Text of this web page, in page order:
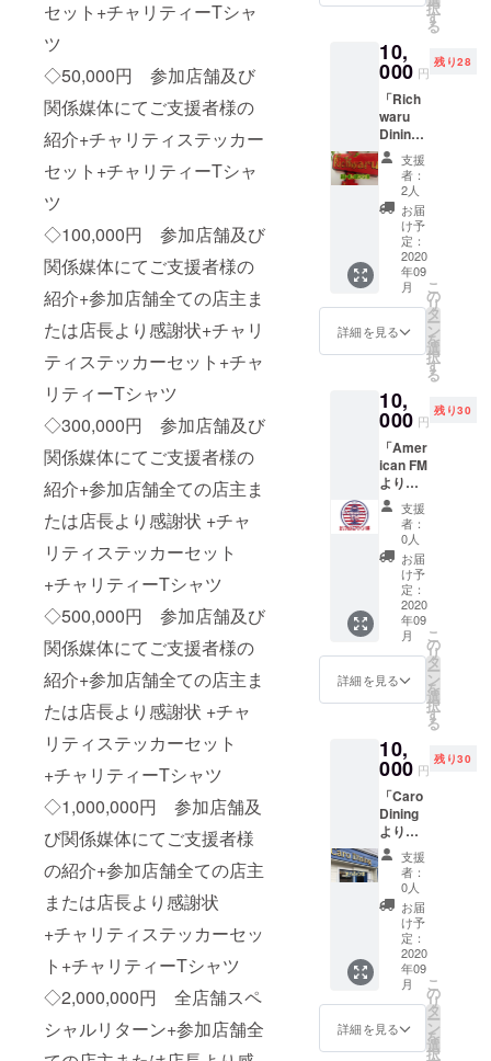
セット+チャリティーTシャ
ツ
◇50,000円 参加店舗及び
関係媒体にてご支援者様の
紹介+チャリティステッカー
セット+チャリティーTシャ
ツ
◇100,000円 参加店舗及び
関係媒体にてご支援者様の
紹介+参加店舗全ての店主ま
たは店長より感謝状+チャリ
ティステッカーセット+チャ
リティーTシャツ
◇300,000円 参加店舗及び
関係媒体にてご支援者様の
紹介+参加店舗全ての店主ま
たは店長より感謝状 +チャ
リティステッカーセット
+チャリティーTシャツ
◇500,000円 参加店舗及び
関係媒体にてご支援者様の
紹介+参加店舗全ての店主ま
たは店長より感謝状 +チャ
リティステッカーセット
+チャリティーTシャツ
◇1,000,000円 参加店舗及
び関係媒体にてご支援者様
の紹介+参加店舗全ての店主
または店長より感謝状
+チャリティステッカーセッ
ト+チャリティーTシャツ
◇2,000,000円 全店舗スペ
シャルリターン+参加店舗全
GUINE
SS100
円OFF
＆ミッ
クス
ナッツ
サービ
ス ※有
効期間
は2020
年10月1
日から
12月31
日まで
としま
す。
択
す
る
10,
000 円
残り28
「Rich
waru
Dining
より」
店長一
押しの
おいし
い赤ワ
イン1本
をお受
け取り
頂ける
チケッ
トをご
提供し
トはご
来店の
際、店
頭で現
物と交
換でき
ます。
※お酒は
開栓し
た状態
のもの
を店内
にてご
提供い
たしま
す。 ※
有効期
でとし
ます。
支援
者：
2人
お届
け予
定：
2020
年09
月
詳細を見る
こ
の
リ
タ
ー
ン
を
選
択
す
る
10,
000 円
残り30
「Amer
ican FM
より」
カリ
フォル
ニアワ
イン1杯
無料券
を10枚
ご提供
しま
す。 ※
チケッ
トはご
来店の
物と交
換でき
ます。
※お酒は
店内に
てご提
供いた
しま
す。 ※
有効期
限は
2020年
12月ま
でとし
ます。
支援
者：
0人
お届
け予
定：
2020
年09
月
詳細を見る
こ
の
リ
タ
ー
ン
を
選
択
す
る
10,
000 円
残り30
「Caro
Dining
より」
ボトル
ワイン1
本をお
受け取
りいた
だける
チケッ
トをご
提供し
ます。
※チケッ
トはご
支援
者：
0人
お届
け予
定：
2020
年09
月
詳細を見る
こ
の
リ
タ
ー
ン
を
選
択